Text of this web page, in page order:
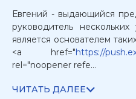
Евгений - выдающийся
руководитель
является основателем
<a href="https://
rel="noopener refe...
ЧИТАТЬ ДАЛЕЕ